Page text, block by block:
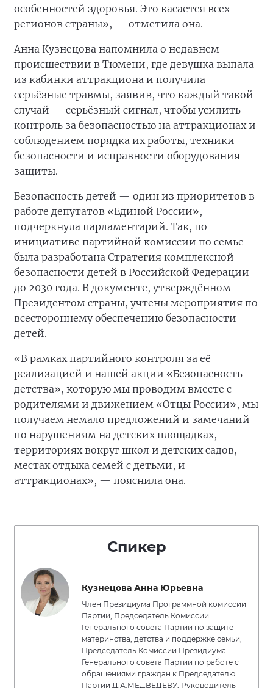
особенностей здоровья. Это касается всех
регионов страны», — отметила она.
Анна Кузнецова напомнила о недавнем
происшествии в Тюмени, где девушка выпала
из кабинки аттракциона и получила
серьёзные травмы, заявив, что каждый такой
случай — серьёзный сигнал, чтобы усилить
контроль за безопасностью на аттракционах и
соблюдением порядка их работы, техники
безопасности и исправности оборудования
защиты.
Безопасность детей — один из приоритетов в
работе депутатов «Единой России»,
подчеркнула парламентарий. Так, по
инициативе партийной комиссии по семье
была разработана Стратегия комплексной
безопасности детей в Российской Федерации
до 2030 года. В документе, утверждённом
Президентом страны, учтены мероприятия по
всестороннему обеспечению безопасности
детей.
«В рамках партийного контроля за её
реализацией и нашей акции «Безопасность
детства», которую мы проводим вместе с
родителями и движением «Отцы России», мы
получаем немало предложений и замечаний
по нарушениям на детских площадках,
территориях вокруг школ и детских садов,
местах отдыха семей с детьми, и
аттракционах», — пояснила она.
Спикер
Кузнецова Анна Юрьевна
Член Президиума Программной комиссии
Партии, Председатель Комиссии
Генерального совета Партии по защите
материнства, детства и поддержке семьи,
Председатель Комиссии Президиума
Генерального совета Партии по работе с
обращениями граждан к Председателю
Партии Д.А.МЕДВЕДЕВУ, Руководитель